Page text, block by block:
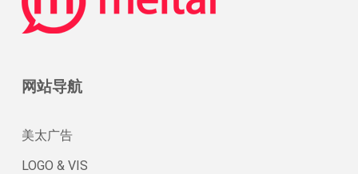
网站导航
美太广告
LOGO & VIS